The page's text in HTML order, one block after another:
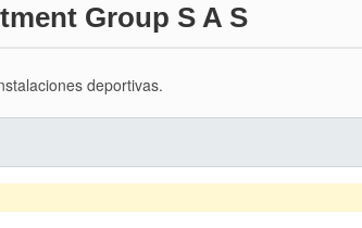
Group S A S
deportivas.